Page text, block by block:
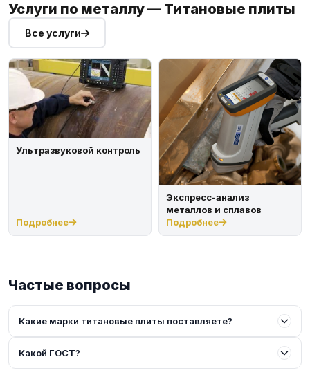
Услуги по металлу — Титановые плиты
Все услуги
Ультразвуковой контроль
Подробнее
Экспресс-анализ
металлов и сплавов
Подробнее
Частые вопросы
Какие марки титановые плиты поставляете?
Какой ГОСТ?